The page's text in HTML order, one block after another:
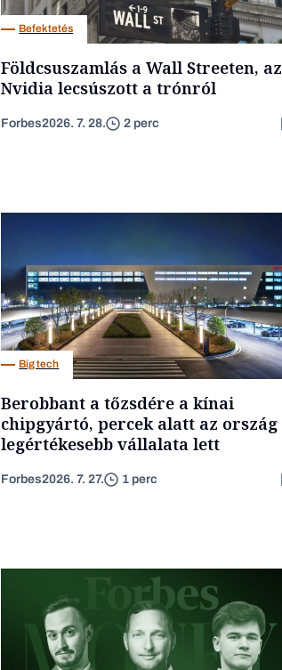
Befektetés
Földcsuszamlás a Wall Streeten, az
Nvidia lecsúszott a trónról
Forbes2026. 7. 28. 2 perc
Big tech
Berobbant a tőzsdére a kínai
chipgyártó, percek alatt az ország
legértékesebb vállalata lett
Forbes2026. 7. 27. 1 perc